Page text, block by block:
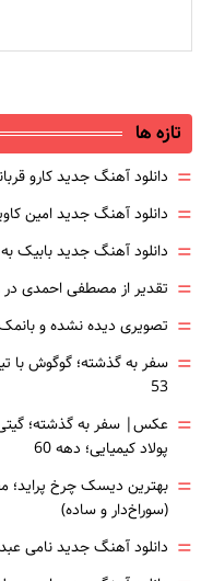
تازه ها
= دانلود آهنگ جدید کارو
= دانلود آهنگ جدید امین
= دانلود آهنگ جدید بابیک به
= تقدیر از مصطفی احمدی در
= تصویری دیده نشده و
=
53
= عکس| سفر به گذشته؛ گیتی
پولاد کیمیایی؛ دهه 60
= بهترین دیسک چرخ
(سوراخ‌دار و ساده)
= دانلود آهنگ جدید نامی